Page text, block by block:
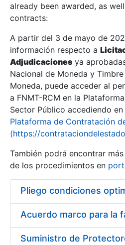
Show/Hide
Show/Hide
Show/Hide
already been awarded, as
contracts:
A partir del 3 de mayo de
información respecto a
Adjudicaciones ya
Nacional de Moneda y
Moneda, puede acceder al
a FNMT-RCM en la
Sector Público accediendo
Plataforma de Contratación
(https://
También podrá encontrar
de los procedimientos en